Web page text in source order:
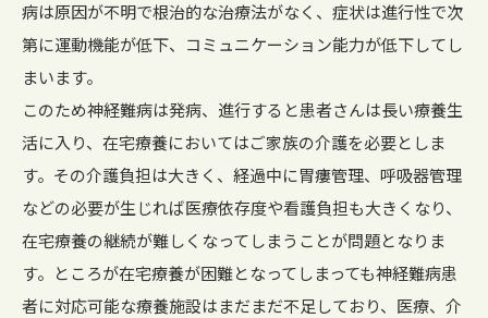
病は原因が不明で根治的な治療法がなく、症状は進行性で次
第に運動機能が低下、コミュニケーション能力が低下してし
まいます。
このため神経難病は発病、進行すると患者さんは長い療養生
活に入り、在宅療養においてはご家族の介護を必要としま
す。その介護負担は大きく、経過中に胃瘻管理、呼吸器管理
などの必要が生じれば医療依存度や看護負担も大きくなり、
在宅療養の継続が難しくなってしまうことが問題となりま
す。ところが在宅療養が困難となってしまっても神経難病患
者に対応可能な療養施設はまだまだ不足しており、医療、介